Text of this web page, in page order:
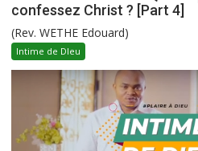
confessez Christ ? [Part 4]
(Rev. WETHE Edouard)
Intime de DIeu